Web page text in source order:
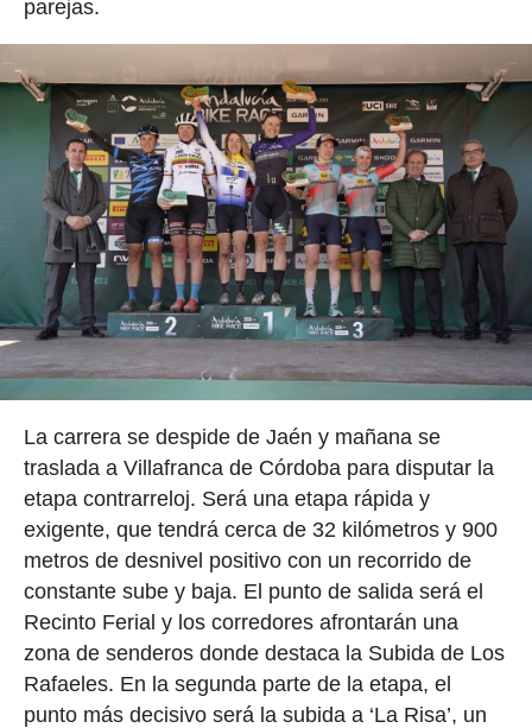
parejas.
La carrera se despide de Jaén y mañana se
traslada a Villafranca de Córdoba para disputar la
etapa contrarreloj. Será una etapa rápida y
exigente, que tendrá cerca de 32 kilómetros y 900
metros de desnivel positivo con un recorrido de
constante sube y baja. El punto de salida será el
Recinto Ferial y los corredores afrontarán una
zona de senderos donde destaca la Subida de Los
Rafaeles. En la segunda parte de la etapa, el
punto más decisivo será la subida a ‘La Risa’, un